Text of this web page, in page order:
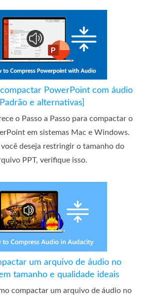
PowerPoint com áudio
[Padrão e alternativas]
o Passo a Passo para compactar o
em sistemas Mac e Windows.
deseja restringir o tamanho do
PPT, verifique isso.
um arquivo de áudio no
tamanho e qualidade ideais
compactar um arquivo de áudio no